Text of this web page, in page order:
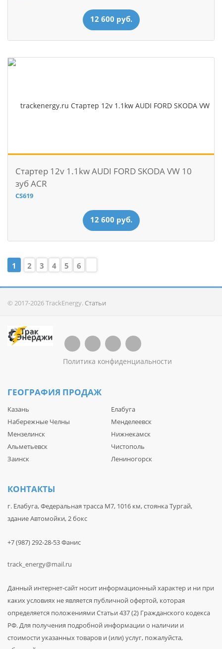
12 600 руб.
Стартер 12v 1.1kw AUDI FORD SKODA VW 10
зуб ACR
CS619
12 600 руб.
1 2 3 4 5 6
© 2017-2026 TrackEnergy. Статьи
Политика конфиденциальности
ГЕОГРАФИЯ ПРОДАЖ
Казань
Набережные Челны
Мензелинск
Альметьевск
Заинск
Елабуга
Менделеевск
Нижнекамск
Чистополь
Лениногорск
КОНТАКТЫ
г. Елабуга, Федеральная трасса М7, 1016 км, стоянка Тургай,
здание Автомойки, 2 бокс
+7 (987) 292-28-53 Фанис
track_energy@mail.ru
Данный интернет-сайт носит информационный характер и ни при
каких условиях не является публичной офертой, которая
определяется положениями Статьи 437 (2) Гражданского кодекса
РФ. Для получения подробной информации о наличии и
стоимости указанных товаров и (или) услуг, пожалуйста,